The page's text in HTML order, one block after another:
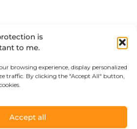
is
to me.
browsing experience, display personalized
traffic. By clicking the "Accept All" button,
Accept all